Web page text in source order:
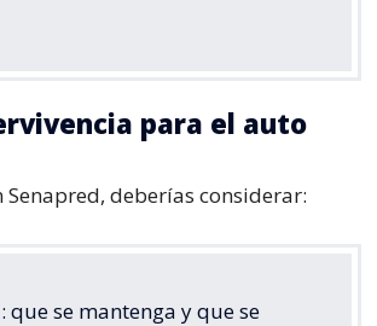
para el auto
Senapred, deberías considerar:
se mantenga y que se